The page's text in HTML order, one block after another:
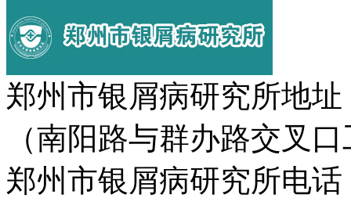
郑州市银屑病研究所地
（南阳路与群办路交叉
郑州市银屑病研究所电话